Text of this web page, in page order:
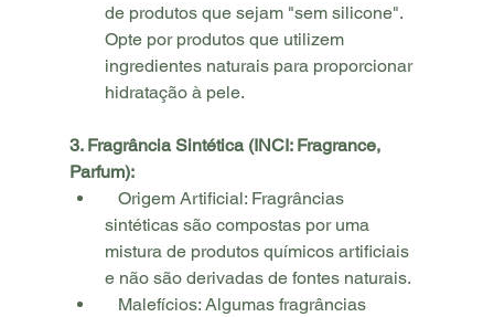
de produtos que sejam "sem silicone".
Opte por produtos que utilizem
ingredientes naturais para proporcionar
hidratação à pele.
3. Fragrância Sintética (INCI: Fragrance,
Parfum):
sintéticas são compostas por uma
mistura de produtos químicos artificiais
e não são derivadas de fontes naturais.